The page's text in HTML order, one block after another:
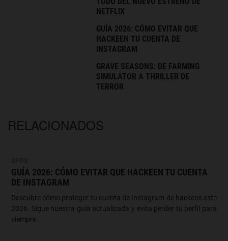
NETFLIX
GUÍA 2026: CÓMO EVITAR QUE
HACKEEN TU CUENTA DE
INSTAGRAM
GRAVE SEASONS: DE FARMING
SIMULATOR A THRILLER DE
TERROR
RELACIONADOS
GUÍA 2026: CÓMO EVITAR QUE HACKEEN TU CUENTA
DE INSTAGRAM
Descubre cómo proteger tu cuenta de Instagram de hackeos este
2026. Sigue nuestra guía actualizada y evita perder tu perfil para
siempre.